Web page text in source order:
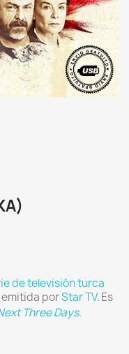
de televisión turca
emitida porStar TV.Es
Three Days.